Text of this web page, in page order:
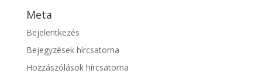
Meta
Bejelentkezés
Bejegyzések hírcsatorna
Hozzászólások hírcsatorna